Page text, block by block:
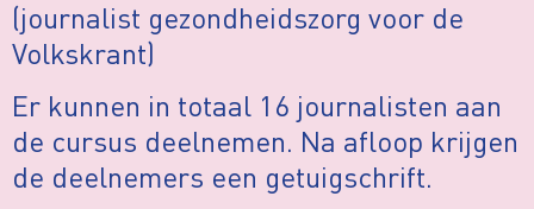
(journalist gezondheidszorg voor de
Volkskrant)
Er kunnen in totaal 16 journalisten aan
de cursus deelnemen. Na afloop krijgen
de deelnemers een getuigschrift.